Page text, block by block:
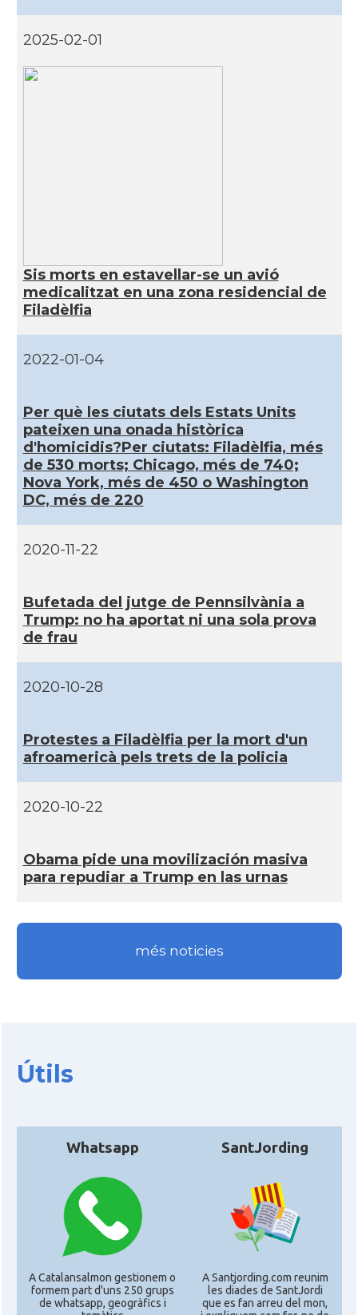
CAMON Catalans a Maine, USA
CAMON Catalans a MIAMI
CAMON Catalans a NEBRASKA
CAMON Catalans a NEW MEXICO
CAMON Catalans a OKLAHOMA
CAMON Catalans a PHOENIX
CAMON
CAMON Catalans a PROVIDENCE
Catalans a SAINT LOUIS
CAMON
CAMON
CAMON
Catalans a Silicon Valley (San Jose),
California, USA
CAMON Catalans a TAMPA
2025-02-01
Sis morts en estavellar-se un avió
medicalitzat en una zona residencial de
Filadèlfia
2022-01-04
Per què les ciutats dels Estats Units
pateixen una onada històrica
d'homicidis?Per ciutats: Filadèlfia, més
de 530 morts; Chicago, més de 740;
Nova York, més de 450 o Washington
DC, més de 220
2020-11-22
Bufetada del jutge de Pennsilvània a
Trump: no ha aportat ni una sola prova
de frau
2020-10-28
Protestes a Filadèlfia per la mort d'un
afroamericà pels trets de la policia
2020-10-22
Obama pide una movilización masiva
para repudiar a Trump en las urnas
més noticies
Útils
Whatsapp
A Catalansalmon gestionem o
formem part d'uns 250 grups
de whatsapp, geogràfics i
SantJording
A Santjording.com reunim
les diades de SantJordi
que es fan arreu del mon,